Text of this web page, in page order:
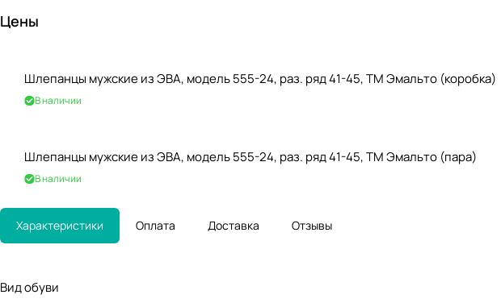
Цены
Шлепанцы мужские из ЭВА, модель 555-24, раз. ряд 41-45, ТМ Эмальто (коробка)
В наличии
Шлепанцы мужские из ЭВА, модель 555-24, раз. ряд 41-45, ТМ Эмальто (пара)
В наличии
Характеристики Оплата Доставка Отзывы
Вид обуви